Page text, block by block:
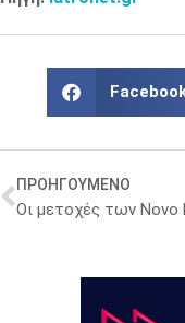
ΠΡΟΗΓΟΥΜΕΝΟ